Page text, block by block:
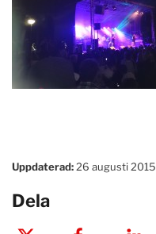
Uppdaterad: 26 augusti 2015
Dela